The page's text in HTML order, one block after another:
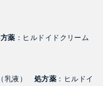
薬 ：ヒルドイドクリーム
乳液） 処方薬 ：ヒルドイ